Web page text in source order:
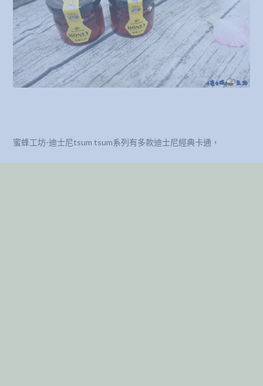
蜜蜂工坊-迪士尼tsum tsum系列有多款迪士尼經典卡通，